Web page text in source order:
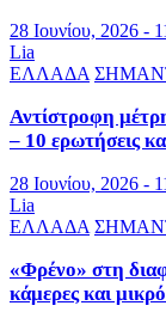
28 Ιουνίου, 2026 -
Lia
ΕΛΛΑΔΑ
Αντίστροφη
– 10 ερωτήσεις
28 Ιουνίου, 2026 -
Lia
ΕΛΛΑΔΑ
«Φρένο» στη
κάμερες και